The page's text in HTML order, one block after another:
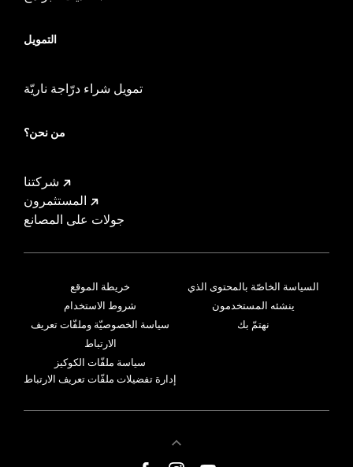
التمويل
تمويل شراء درّاجة ناريّة
من نحن؟
شركتنا
المستثمرون
جولات على المصانع
خريطة الموقع
شروط الاستخدام
سياسة الخصوصيّة وملفّات تعريف
الارتباط
سياسة ملفّات الكوكيز
إدارة تفضيلات ملفّات تعريف الارتباط
السياسة الخاصّة بالمحتوى الذي
ينشئه المستخدمون
نهتمّ بك